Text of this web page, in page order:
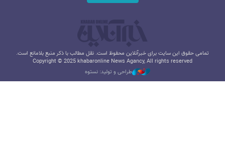
تمامی حقوق این سایت برای خبرآنلاین محفوظ است. نقل مطالب با ذکر منبع بلامانع است.
Copyright © 2025 khabaronline News Agancy, All rights reserved
طراحی و تولید: نستوه